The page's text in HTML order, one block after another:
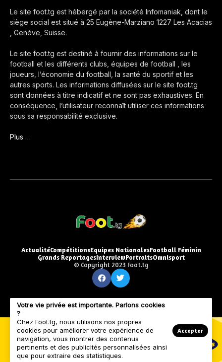
Le site foot.tg est hébergé par la société Infomaniak, dont le
siège social est situé à 25 Eugène-Marziano 1227 Les Acacias
, Genève, Suisse.
Le site foot.tg est destiné à fournir des informations sur le
football et les différents clubs, équipes de football , les
joueurs, l’économie du football, la santé du sportif et les
autres sports. Les informations diffusées sur le site foot.tg
sont données à titre indicatif et ne sont pas exhaustives. En
conséquence, l’utilisateur reconnaît utiliser ces informations
sous sa responsabilité exclusive.
Plus …
ActualitéCompétitionsEquipes NationalesFootball Féminin
Grands ReportagesInterviewPortraitsOmnisport
© Copyright 2023 Foot.tg
Votre vie privée est importante. Parlons cookies
?
Chez Foot.tg, nous utilisons nos propres
cookies pour améliorer votre expérience de
navigation, vous montrer des contenus
pertinents et des publicités personnalisées ainsi
que pour extraire des statistiques.
Accepter